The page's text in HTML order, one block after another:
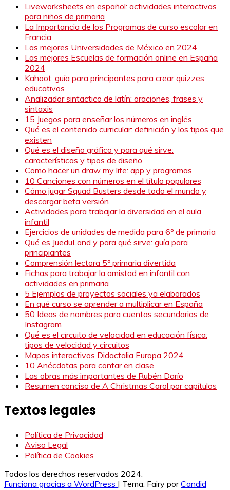
Liveworksheets en español: actividades interactivas
para niños de primaria
La Importancia de los Programas de curso escolar en
Francia
Las mejores Universidades de México en 2024
Las mejores Escuelas de formación online en España
2024
Kahoot: guía para principantes para crear quizzes
educativos
Analizador sintactico de latín: oraciones, frases y
sintaxis
15 Juegos para enseñar los números en inglés
Qué es el contenido curricular: definición y los tipos que
existen
Qué es el diseño gráfico y para qué sirve:
características y tipos de diseño
Como hacer un draw my life: app y programas
10 Canciones con números en el título populares
Cómo jugar Squad Busters desde todo el mundo y
descargar beta versión
Actividades para trabajar la diversidad en el aula
infantil
Ejercicios de unidades de medida para 6º de primaria
Qué es JueduLand y para qué sirve: guía para
principiantes
Comprensión lectora 5º primaria divertida
Fichas para trabajar la amistad en infantil con
actividades en primaria
5 Ejemplos de proyectos sociales ya elaborados
En qué curso se aprender a multiplicar en España
50 Ideas de nombres para cuentas secundarias de
Instagram
Qué es el circuito de velocidad en educación física:
tipos de velocidad y circuitos
Mapas interactivos Didactalia Europa 2024
10 Anécdotas para contar en clase
Las obras más importantes de Rubén Darío
Resumen conciso de A Christmas Carol por capítulos
Textos legales
Política de Privacidad
Aviso Legal
Política de Cookies
Todos los derechos reservados 2024.
Funciona gracias a WordPress | Tema: Fairy porCandid